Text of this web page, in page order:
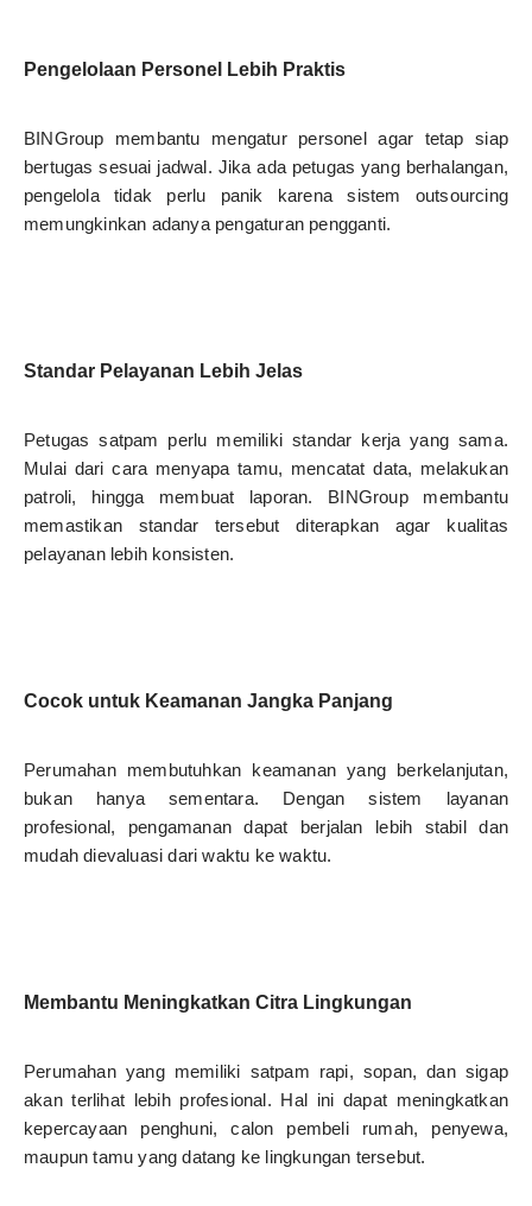
Pengelolaan Personel Lebih Praktis
BINGroup membantu mengatur personel agar tetap siap
bertugas sesuai jadwal. Jika ada petugas yang berhalangan,
pengelola tidak perlu panik karena sistem outsourcing
memungkinkan adanya pengaturan pengganti.
Standar Pelayanan Lebih Jelas
Petugas satpam perlu memiliki standar kerja yang sama.
Mulai dari cara menyapa tamu, mencatat data, melakukan
patroli, hingga membuat laporan. BINGroup membantu
memastikan standar tersebut diterapkan agar kualitas
pelayanan lebih konsisten.
Cocok untuk Keamanan Jangka Panjang
Perumahan membutuhkan keamanan yang berkelanjutan,
bukan hanya sementara. Dengan sistem layanan
profesional, pengamanan dapat berjalan lebih stabil dan
mudah dievaluasi dari waktu ke waktu.
Membantu Meningkatkan Citra Lingkungan
Perumahan yang memiliki satpam rapi, sopan, dan sigap
akan terlihat lebih profesional. Hal ini dapat meningkatkan
kepercayaan penghuni, calon pembeli rumah, penyewa,
maupun tamu yang datang ke lingkungan tersebut.